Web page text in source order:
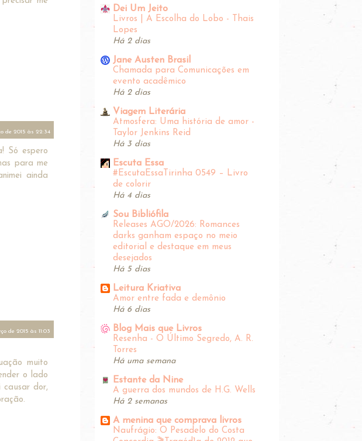
de 2015 às 22:34
Só espero
para me
ainda
de 2015 às 11:03
muito
o lado
causar dor,
Dei Um Jeito
Livros | A Escolha do Lobo - Thais
Lopes
Há 2 dias
Jane Austen Brasil
Chamada para Comunicações em
evento acadêmico
Há 2 dias
Viagem Literária
Atmosfera: Uma história de amor -
Taylor Jenkins Reid
Há 3 dias
Escuta Essa
#EscutaEssaTirinha‬ 0549 – Livro
de colorir
Há 4 dias
Sou Bibliófila
Releases AGO/2026: Romances
darks ganham espaço no meio
editorial e destaque em meus
desejados
Há 5 dias
Leitura Kriativa
Amor entre fada e demônio
Há 6 dias
Blog Mais que Livros
Resenha - O Último Segredo, A. R.
Torres
Há uma semana
Estante da Nine
A guerra dos mundos de H.G. Wells
Há 2 semanas
A menina que comprava livros
Naufrágio: O Pesadelo do Costa